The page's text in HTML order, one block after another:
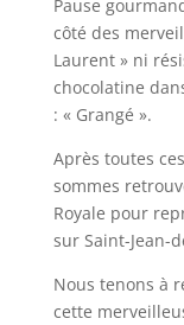
Pause
côté des
Laurent » ni
chocolatine
: « Grangé ».
Après toutes
sommes
Royale pour
sur Saint-Jean-
Nous tenons à
cette